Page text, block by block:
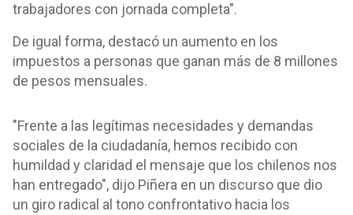
trabajadores con jornada completa".
De igual forma, destacó un aumento en los
impuestos a personas que ganan más de 8 millones
de pesos mensuales.
"Frente a las legítimas necesidades y demandas
sociales de la ciudadanía, hemos recibido con
humildad y claridad el mensaje que los chilenos nos
han entregado", dijo Piñera en un discurso que dio
un giro radical al tono confrontativo hacia los